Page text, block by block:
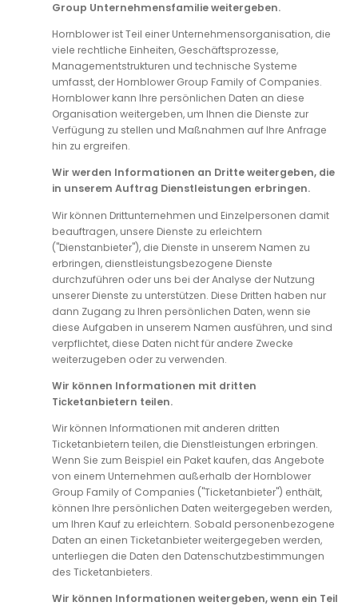
Group Unternehmensfamilie weitergeben.
Hornblower ist Teil einer Unternehmensorganisation, die
viele rechtliche Einheiten, Geschäftsprozesse,
Managementstrukturen und technische Systeme
umfasst, der Hornblower Group Family of Companies.
Hornblower kann Ihre persönlichen Daten an diese
Organisation weitergeben, um Ihnen die Dienste zur
Verfügung zu stellen und Maßnahmen auf Ihre Anfrage
hin zu ergreifen.
Wir werden Informationen an Dritte weitergeben, die
in unserem Auftrag Dienstleistungen erbringen.
Wir können Drittunternehmen und Einzelpersonen damit
beauftragen, unsere Dienste zu erleichtern
("Dienstanbieter"), die Dienste in unserem Namen zu
erbringen, dienstleistungsbezogene Dienste
durchzuführen oder uns bei der Analyse der Nutzung
unserer Dienste zu unterstützen. Diese Dritten haben nur
dann Zugang zu Ihren persönlichen Daten, wenn sie
diese Aufgaben in unserem Namen ausführen, und sind
verpflichtet, diese Daten nicht für andere Zwecke
weiterzugeben oder zu verwenden.
Wir können Informationen mit dritten
Ticketanbietern teilen.
Wir können Informationen mit anderen dritten
Ticketanbietern teilen, die Dienstleistungen erbringen.
Wenn Sie zum Beispiel ein Paket kaufen, das Angebote
von einem Unternehmen außerhalb der Hornblower
Group Family of Companies ("Ticketanbieter") enthält,
können Ihre persönlichen Daten weitergegeben werden,
um Ihren Kauf zu erleichtern. Sobald personenbezogene
Daten an einen Ticketanbieter weitergegeben werden,
unterliegen die Daten den Datenschutzbestimmungen
des Ticketanbieters.
Wir können Informationen weitergeben, wenn ein Teil